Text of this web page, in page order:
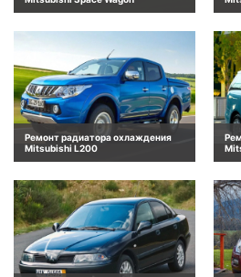
Ремонт радиатора охлаждения
Mitsubishi L200